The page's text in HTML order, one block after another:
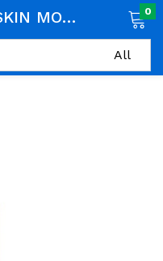
RONCEY SEBIASKIN MOUSSE NETTOYANTE ECLAIRCISSANTE PEAUX GRASSES 150ML 0